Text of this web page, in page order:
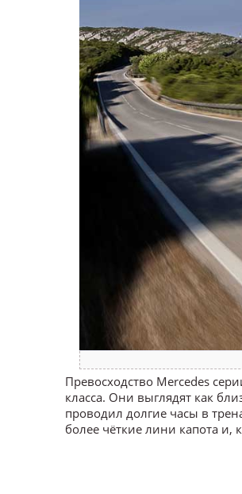
Превосходство Mercedes
класса. Они выглядят как
проводил долгие часы в
более чёткие лини капота и,